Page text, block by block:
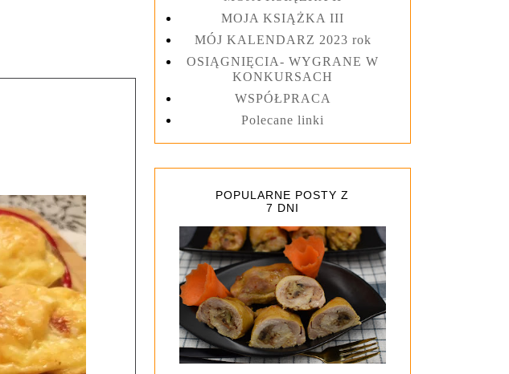
MOJA KSIĄŻKA III
MÓJ KALENDARZ 2023 rok
OSIĄGNIĘCIA- WYGRANE W
KONKURSACH
WSPÓŁPRACA
Polecane linki
POPULARNE POSTY Z
7 DNI